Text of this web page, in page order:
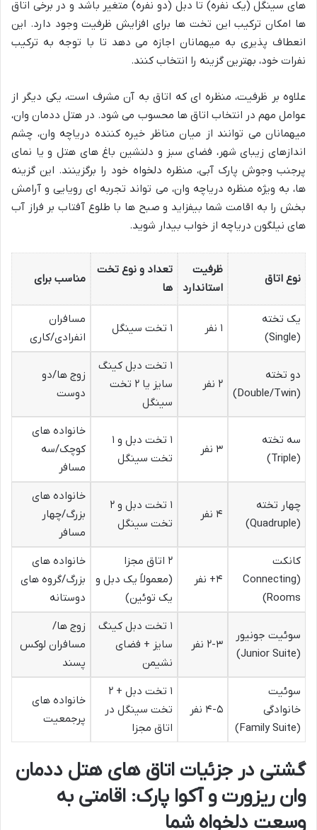
های سینگل (یک نفره) تا دبل (دو نفره) متغیر باشد و در برخی اتاق
ها امکان ترکیب این تخت ها برای افزایش ظرفیت وجود دارد. این
انعطاف پذیری به میهمانان اجازه می دهد تا با توجه به ترکیب
نفرات خود، بهترین گزینه را انتخاب کنند.
علاوه بر ظرفیت، منظره ای که اتاق به آن مشرف است، یکی دیگر از
عوامل مهم در انتخاب اتاق ها محسوب می شود. در هتل ددمان وان،
میهمانان می توانند از میان مناظر خیره کننده دریاچه وان، چشم
اندازهای زیبای شهر، فضای سبز و دلنشین باغ های هتل و یا نمای
پرجنب وجوش پارک آبی، منظره دلخواه خود را برگزینند. این گزینه
ها، به ویژه منظره دریاچه وان، می تواند تجربه ای رویایی و آرامش
بخش را به اقامت شما بیفزاید و صبح ها با طلوع آفتاب بر فراز آب
های نیلگون دریاچه از خواب بیدار شوید.
نوع اتاق
ظرفیت
استاندارد
تعداد و نوع تخت
ها
مناسب برای
یک تخته
(Single)
۱ نفر ۱ تخت سینگل
مسافران
انفرادی/کاری
دو تخته
(Double/Twin)
۲ نفر
۱ تخت دبل کینگ
سایز یا ۲ تخت
سینگل
زوج ها/دو
دوست
سه تخته
(Triple)
۳ نفر
۱ تخت دبل و ۱
تخت سینگل
خانواده های
کوچک/سه
مسافر
چهار تخته
(Quadruple)
۴ نفر
۱ تخت دبل و ۲
تخت سینگل
خانواده های
بزرگ/چهار
مسافر
کانکت
(Connecting
Rooms)
۴+ نفر
۲ اتاق مجزا
(معمولاً یک دبل و
یک توئین)
خانواده های
بزرگ/گروه های
دوستانه
سوئیت جونیور
(Junior Suite)
۲-۳ نفر
۱ تخت دبل کینگ
سایز + فضای
نشیمن
زوج ها/
مسافران لوکس
پسند
سوئیت
خانوادگی
(Family Suite)
۴-۵ نفر
۱ تخت دبل + ۲
تخت سینگل در
اتاق مجزا
خانواده های
پرجمعیت
گشتی در جزئیات اتاق های هتل ددمان
وان ریزورت و آکوا پارک: اقامتی به
وسعت دلخواه شما